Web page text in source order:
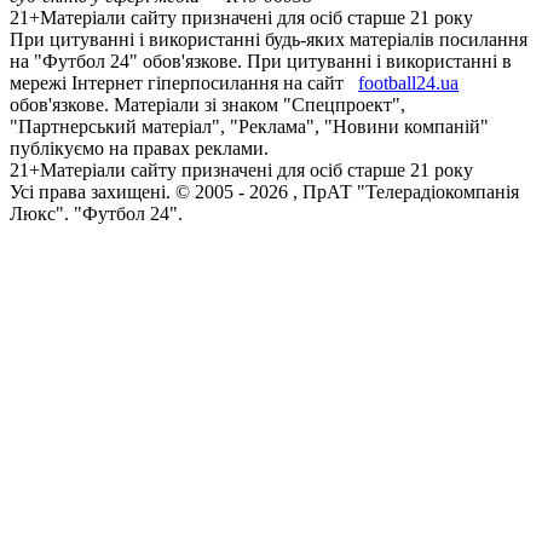
21+Матеріали сайту призначені для осіб старше 21 року
При цитуванні і використанні будь-яких матеріалів посилання
на "Футбол 24" обов'язкове. При цитуванні і використанні в
мережі Інтернет гіперпосилання на сайт
football24.ua
обов'язкове. Матеріали зі знаком "Спецпроект",
"Партнерський матеріал", "Реклама", "Новини компаній"
публікуємо на правах реклами.
21+Матеріали сайту призначені для осіб старше 21 року
Усi права захищенi. © 2005 - 2026 , ПрАТ "Телерадіокомпанія
Люкс". "Футбол 24".